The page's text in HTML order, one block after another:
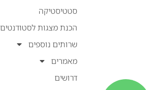
סטטיסטיקה
הכנת מצגות לסטודנטים
שרותים נוספים
מאמרים
דרושים